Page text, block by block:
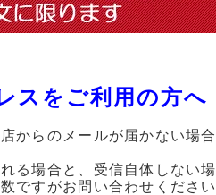
スをご利用の方へ
からのメールが届かない場合
る場合と、受信自体しない場
ですがお問い合わせください